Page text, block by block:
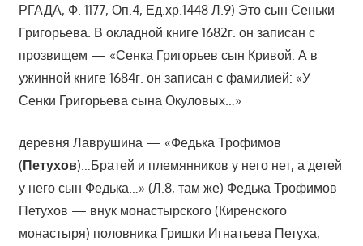
РГАДА, Ф. 1177, Оп.4, Ед.хр.1448 Л.9) Это сын Сеньки
Григорьева. В окладной книге 1682г. он записан с
прозвищем — «Сенка Григорьев сын Кривой. А в
ужинной книге 1684г. он записан с фамилией: «У
Сенки Григорьева сына Окуловых…»
деревня Лаврушина — «Федька Трофимов
(Петухов)…Братей и племянников у него нет, а детей
у него сын Федька…» (Л.8, там же) Федька Трофимов
Петухов — внук монастырского (Киренского
монастыря) половника Гришки Игнатьева Петуха,